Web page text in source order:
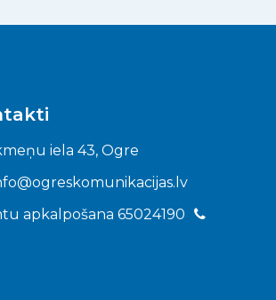
iela 43, Ogre
apkalpošana 65024190